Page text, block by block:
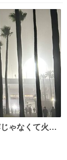
ゃなくて火山